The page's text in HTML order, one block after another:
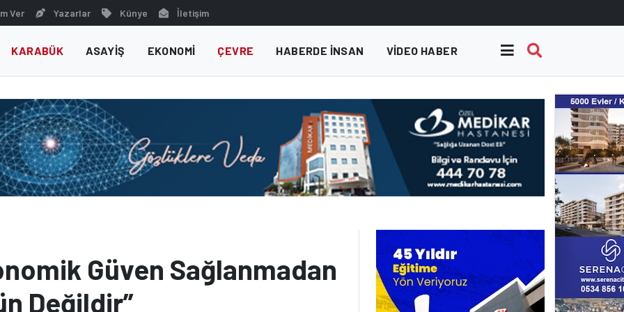
Ver Yazarlar Künye İletişim
KARABÜK ASAYIŞ EKONOMI ÇEVRE HABERDE INSAN VIDEO HABER
Güven Sağlanmadan
Değildir”